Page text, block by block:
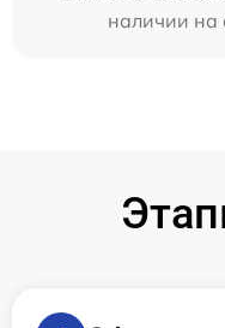
наличии на